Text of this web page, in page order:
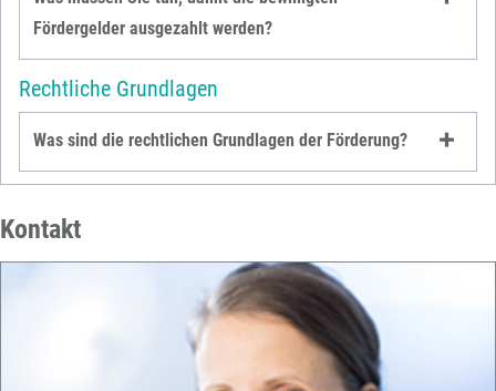
Fördergelder ausgezahlt werden?
Rechtliche Grundlagen
Was sind die rechtlichen Grundlagen der Förderung?
Kontakt